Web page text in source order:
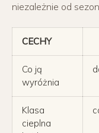
niezależnie od
CECHY
Co ją
wyróżnia
Klasa
cieplna